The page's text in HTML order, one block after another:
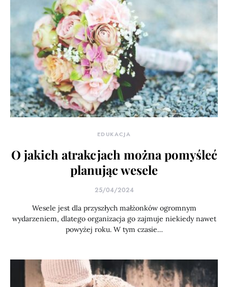
EDUKACJA
O jakich atrakcjach można pomyśleć
planując wesele
25/04/2024
Wesele jest dla przyszłych małżonków ogromnym
wydarzeniem, dlatego organizacja go zajmuje niekiedy nawet
powyżej roku. W tym czasie…